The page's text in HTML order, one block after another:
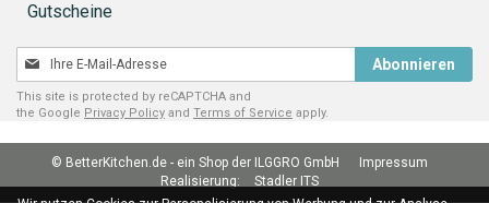
Gutscheine
Melden
Sie
sich
für
unseren
Newsletter
an:
Abonnieren
This site is protected by reCAPTCHA and
the Google Privacy Policy and Terms of Service apply.
© BetterKitchen.de - ein Shop der ILGGRO GmbH
Impressum
Realisierung:
Stadler ITS